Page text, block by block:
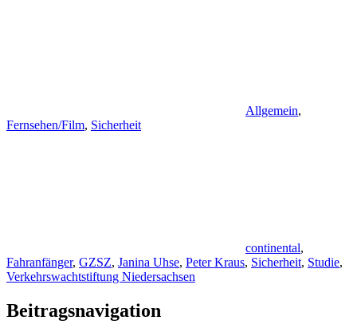
Allgemein,
Fernsehen/Film, Sicherheit
continental,
Fahranfänger, GZSZ, Janina Uhse, Peter Kraus, Sicherheit, Studie,
Verkehrswachtstiftung Niedersachsen
Beitragsnavigation